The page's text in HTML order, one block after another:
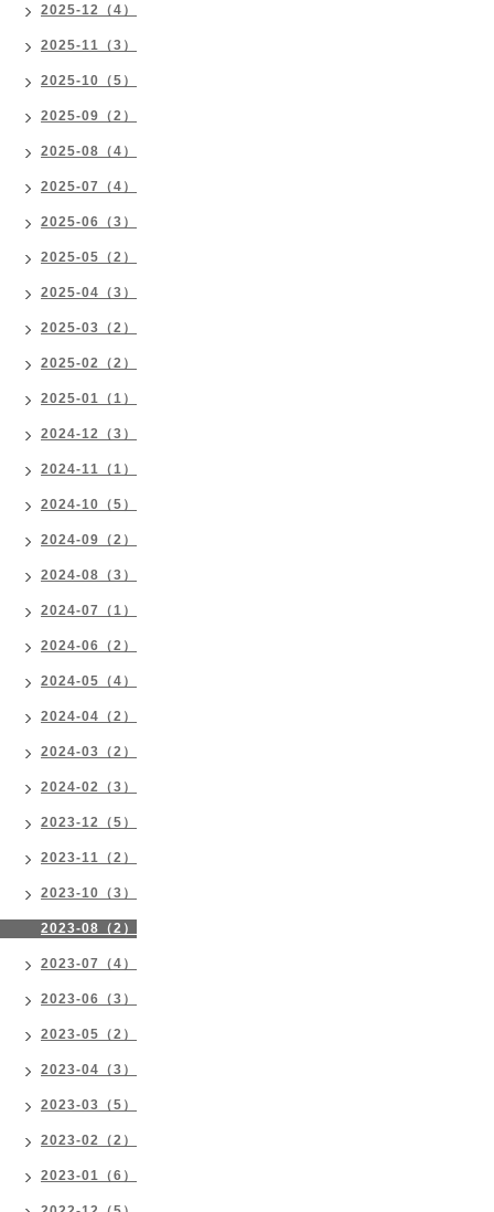
2025-12（4）
2025-11（3）
2025-10（5）
2025-09（2）
2025-08（4）
2025-07（4）
2025-06（3）
2025-05（2）
2025-04（3）
2025-03（2）
2025-02（2）
2025-01（1）
2024-12（3）
2024-11（1）
2024-10（5）
2024-09（2）
2024-08（3）
2024-07（1）
2024-06（2）
2024-05（4）
2024-04（2）
2024-03（2）
2024-02（3）
2023-12（5）
2023-11（2）
2023-10（3）
2023-08（2）
2023-07（4）
2023-06（3）
2023-05（2）
2023-04（3）
2023-03（5）
2023-02（2）
2023-01（6）